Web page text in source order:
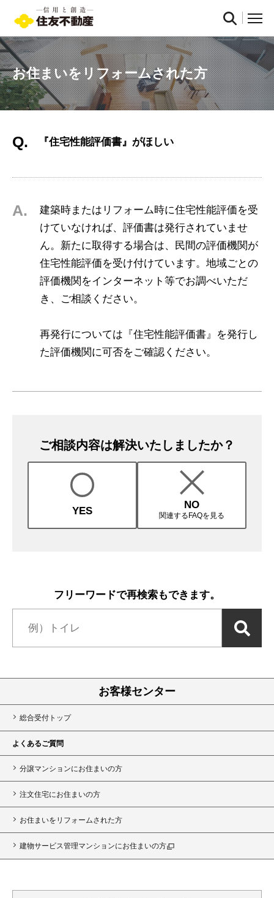
お住まいをリフォームされた方
Q. 『住宅性能評価書』がほしい
A.
建築時またはリフォーム時に住宅性能評価を受
けていなければ、評価書は発行されていませ
ん。新たに取得する場合は、民間の評価機関が
住宅性能評価を受け付けています。地域ごとの
評価機関をインターネット等でお調べいただ
き、ご相談ください。
再発行については『住宅性能評価書』を発行し
た評価機関に可否をご確認ください。
ご相談内容は解決いたしましたか？
YES
NO
関連するFAQを見る
フリーワードで再検索もできます。
お客様センター
総合受付トップ
よくあるご質問
分譲マンションにお住まいの方
注文住宅にお住まいの方
お住まいをリフォームされた方
建物サービス管理マンションにお住まいの方